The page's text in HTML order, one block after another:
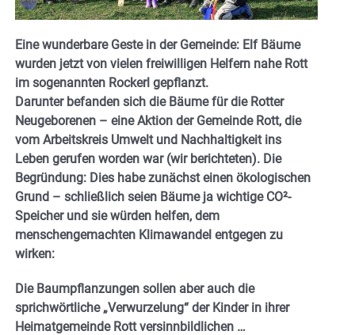
Eine wunderbare Geste in der Gemeinde: Elf Bäume
wurden jetzt von vielen freiwilligen Helfern nahe Rott
im sogenannten Rockerl gepflanzt.
Darunter befanden sich die Bäume für die Rotter
Neugeborenen – eine Aktion der Gemeinde Rott, die
vom Arbeitskreis Umwelt und Nachhaltigkeit ins
Leben gerufen worden war (wir berichteten). Die
Begründung: Dies habe zunächst einen ökologischen
Grund – schließlich seien Bäume ja wichtige CO²-
Speicher und sie würden helfen, dem
menschengemachten Klimawandel entgegen zu
wirken:
Die Baumpflanzungen sollen aber auch die
sprichwörtliche „Verwurzelung“ der Kinder in ihrer
Heimatgemeinde Rott versinnbildlichen …